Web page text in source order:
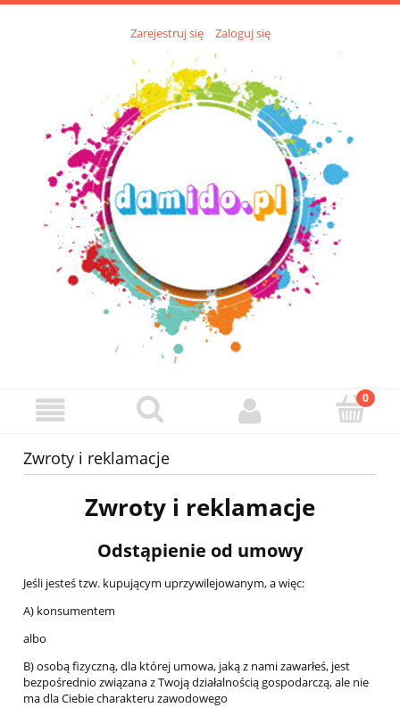
Zarejestruj się Zaloguj się
Zwroty i reklamacje
Zwroty i reklamacje
Odstąpienie od umowy
Jeśli jesteś tzw. kupującym uprzywilejowanym, a więc:
A) konsumentem
albo
B) osobą fizyczną, dla której umowa, jaką z nami zawarłeś, jest
bezpośrednio związana z Twoją działalnością gospodarczą, ale nie
ma dla Ciebie charakteru zawodowego